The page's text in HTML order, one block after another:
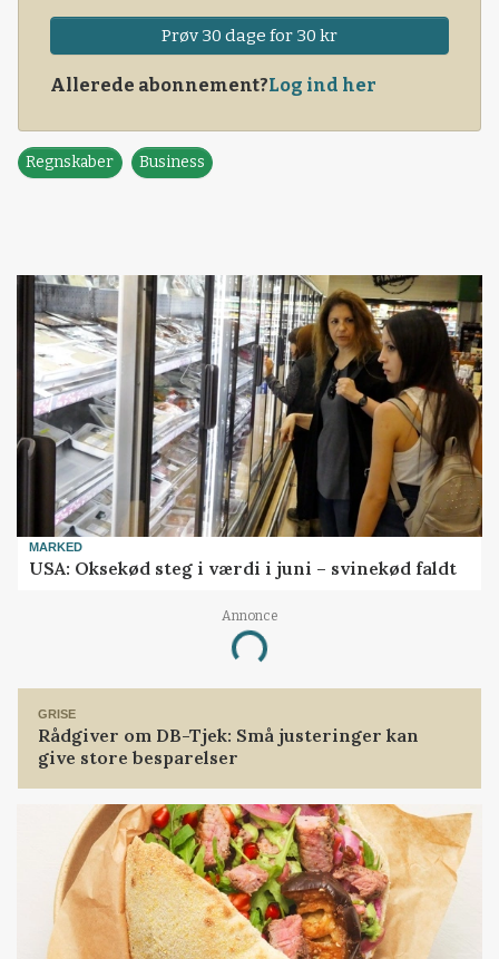
Prøv 30 dage for 30 kr
Allerede abonnement?Log ind her
Regnskaber Business
MARKED
USA: Oksekød steg i værdi i juni – svinekød faldt
Annonce
Loading...
GRISE
Rådgiver om DB-Tjek: Små justeringer kan
give store besparelser